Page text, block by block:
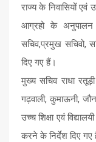
राज्य के निवासियों
आग्रहो के अनुपालन
सचिव,प्रमुख सचिवो,
दिए गए हैं।
मुख्य सचिव राधा
गढ़वाली, कुमाऊनी,
उच्च शिक्षा एवं
करने के निर्देश दिए गए